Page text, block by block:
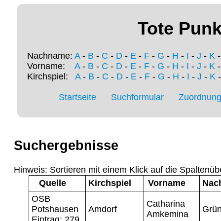
Tote
Nachname: A- B - C - D - E - F - G - H - I - J - K
Vorname: A- B - C - D - E - F - G - H - I - J - K
Kirchspiel: A- B - C - D- E- F- G - H - I - J - K
Startseite Suchformular
Suchergebnisse
Hinweis: Sortieren mit einem Klick auf die
Quelle
Kirchspiel Vorname
OSB
Potshausen
Amdorf
Catharina
Amkemina